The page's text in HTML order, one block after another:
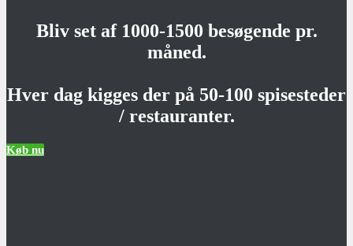
Bliv set af 1000-1500 besøgende pr.
måned.
Hver dag kigges der på 50-100 spisesteder
/ restauranter.
Køb nu